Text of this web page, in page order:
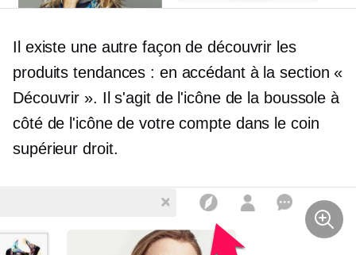
Il existe une autre façon de découvrir les
produits tendances : en accédant à la section «
Découvrir ». Il s'agit de l'icône de la boussole à
côté de l'icône de votre compte dans le coin
supérieur droit.